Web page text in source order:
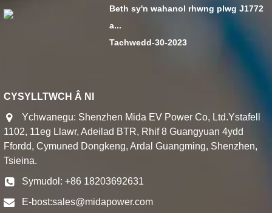
Beth sy'n wahanol rhwng plwg J1772
a...
Tachwedd-30-2023
CYSYLLTWCH Â NI
Ychwanegu: Shenzhen Mida EV Power Co, Ltd.Ystafell
1102, 11eg Llawr, Adeilad BTR, Rhif 8 Guangyuan 4ydd
Ffordd, Cymuned Dongkeng, Ardal Guangming, Shenzhen,
Tsieina.
Symudol: +86 18203692631
E-bost:sales@midapower.com